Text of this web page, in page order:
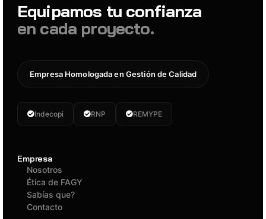
Equipamos tu confianza
en cada proyecto.
Empresa Homologada en Gestión de Calidad
Indecopi RNP REMYPE
Empresa
Nosotros
Ética de FAGY
Sabías que?
Contacto